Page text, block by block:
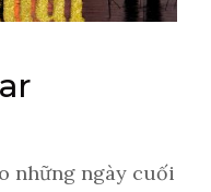
những ngày cuối